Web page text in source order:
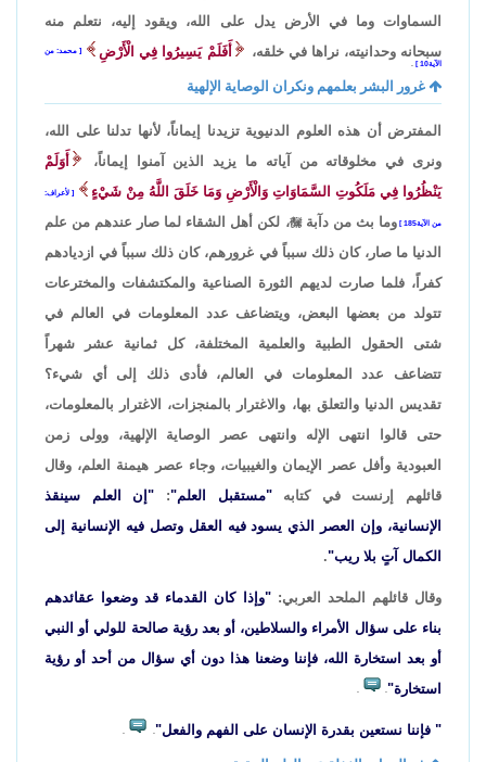
السماوات وما في الأرض يدل على الله، ويقود إليه، نتعلم منه
سبحانه وحدانيته، نراها في خلقه،
أَفَلَمْ يَسِيرُوا فِي الْأَرْضِ
محمد: من
الآية10
.
غرور البشر بعلمهم ونكران الوصاية الإلهية
المفترض أن هذه العلوم الدنيوية تزيدنا إيماناً، لأنها تدلنا على الله،
ونرى في مخلوقاته من آياته ما يزيد الذين آمنوا إيماناً،
أَوَلَمْ
يَنْظُرُوا فِي مَلَكُوتِ السَّمَاوَاتِ وَالْأَرْضِ وَمَا خَلَقَ اللَّهُ مِنْ شَيْءٍ
لأعراف:
من الآية185 وما بث من دآبة، لكن أهل الشقاء لما صار عندهم من علم
الدنيا ما صار، كان ذلك سبباً في غرورهم، كان ذلك سبباً في ازديادهم
كفراً، فلما صارت لديهم الثورة الصناعية والمكتشفات والمخترعات
تتولد من بعضها البعض، ويتضاعف عدد المعلومات في العالم في
شتى الحقول الطبية والعلمية المختلفة، كل ثمانية عشر شهراً
تتضاعف عدد المعلومات في العالم، فأدى ذلك إلى أي شيء؟
تقديس الدنيا والتعلق بها، والاغترار بالمنجزات، الاغترار بالمعلومات،
حتى قالوا انتهى الإله وانتهى عصر الوصاية الإلهية، وولى زمن
العبودية وأفل عصر الإيمان والغيبيات، وجاء عصر هيمنة العلم، وقال
قائلهم إرنست في كتابه"مستقبل العلم": "إن العلم سينقذ
الإنسانية، وإن العصر الذي يسود فيه العقل وتصل فيه الإنسانية إلى
الكمال آتٍ بلا ريب".
وقال قائلهم الملحد العربي:"وإذا كان القدماء قد وضعوا عقائدهم
بناء على سؤال الأمراء والسلاطين، أو بعد رؤية صالحة للولي أو النبي
أو بعد استخارة الله، فإننا وضعنا هذا دون أي سؤال من أحد أو رؤية
استخارة"
" فإننا نستعين بقدرة الإنسان على الفهم والفعل"